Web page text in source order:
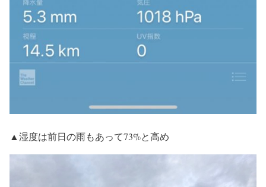
▲湿度は前日の雨もあって73%と高め